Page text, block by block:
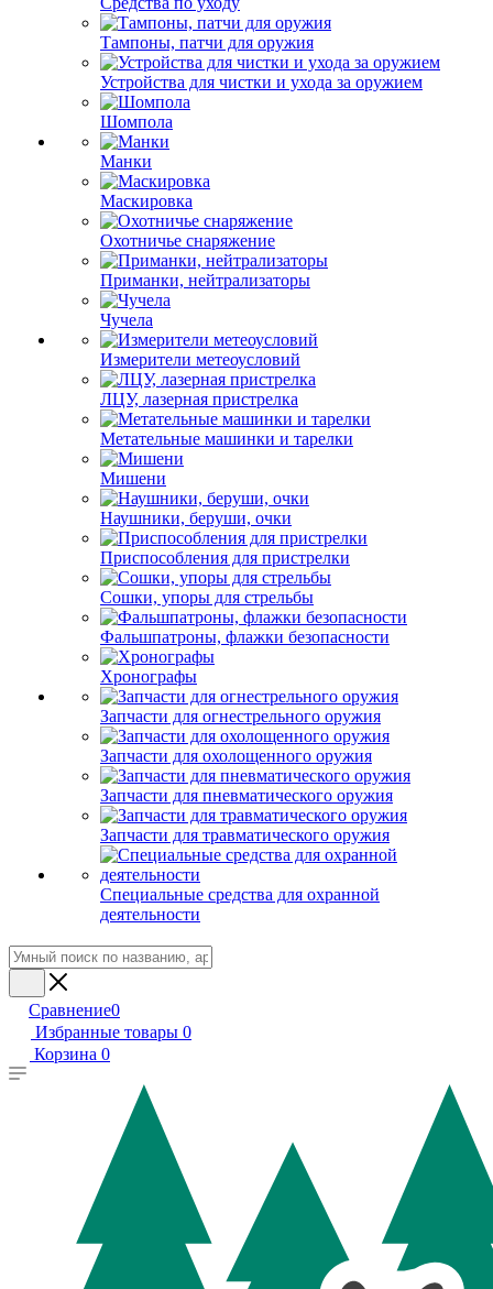
Тампоны, патчи для оружия
Устройства для чистки и ухода за оружием
Шомпола
Манки
Маскировка
Охотничье снаряжение
Приманки, нейтрализаторы
Чучела
Измерители метеоусловий
ЛЦУ, лазерная пристрелка
Метательные машинки и тарелки
Мишени
Наушники, беруши, очки
Приспособления для пристрелки
Сошки, упоры для стрельбы
Фальшпатроны, флажки безопасности
Хронографы
Запчасти для огнестрельного оружия
Запчасти для охолощенного оружия
Запчасти для пневматического оружия
Запчасти для травматического оружия
Специальные средства для охранной
деятельности
Сравнение0
Избранные товары 0
Корзина 0